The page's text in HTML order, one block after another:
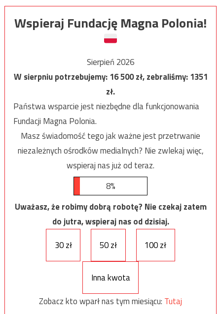
Wspieraj Fundację Magna Polonia!
Sierpień 2026
W sierpniu potrzebujemy:16 500zł, zebraliśmy:1351
zł.
Państwa wsparcie jest niezbędne dla funkcjonowania
Fundacji Magna Polonia.
Masz świadomość tego jak ważne jest przetrwanie
niezależnych ośrodków medialnych? Nie zwlekaj więc,
wspieraj nas już od teraz.
8%
Uważasz, że robimy dobrą robotę? Nie czekaj zatem
do jutra, wspieraj nas od dzisiaj.
30 zł
50 zł 100 zł
Inna kwota
Zobacz kto wparł nas tym miesiącu: Tutaj